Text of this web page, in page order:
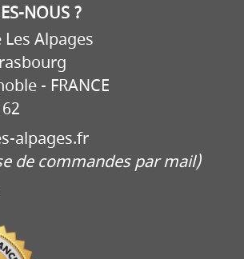
NOUS ?
Alpages
- FRANCE
alpages.fr
de commandes par mail)